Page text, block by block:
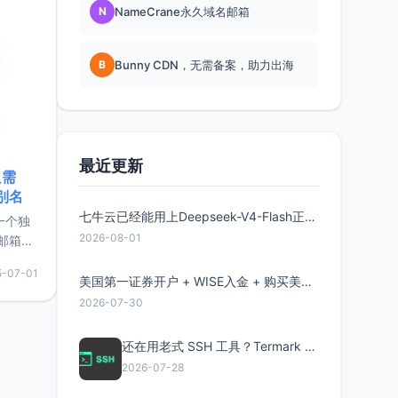
名
个独
箱等
较有
惠的
07-01
N NameCrane永久域名邮箱
B Bunny CDN，无需备案，助力出海
最近更新
七牛云已经能用上Deepseek-V4-Flash正式版了，点此领取300万Token
2026-08-01
美国第一证券开户 + WISE入金 + 购买美股全流程分享
2026-07-30
还在用老式 SSH 工具？Termark 新一代跨平台智能SSH客户端了解一下
2026-07-28